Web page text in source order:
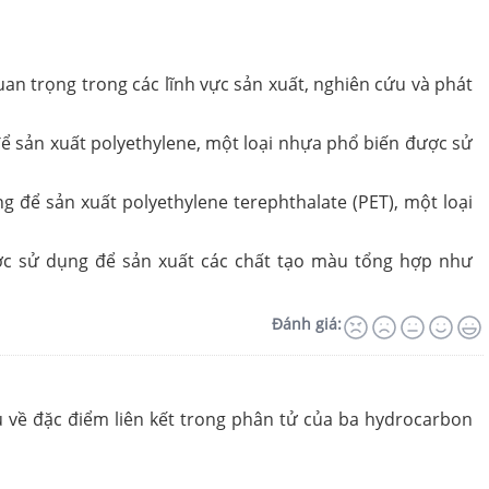
trọng trong các lĩnh vực sản xuất, nghiên cứu và phát
sản xuất polyethylene, một loại nhựa phổ biến được sử
để sản xuất polyethylene terephthalate (PET), một loại
sử dụng để sản xuất các chất tạo màu tổng hợp như
Đánh giá:
đặc điểm liên kết trong phân tử của ba hydrocarbon